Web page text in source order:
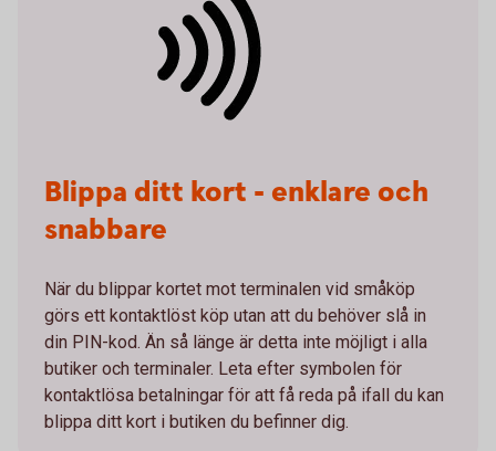
Blippa ditt kort - enklare och
snabbare
När du blippar kortet mot terminalen vid småköp
görs ett kontaktlöst köp utan att du behöver slå in
din PIN-kod. Än så länge är detta inte möjligt i alla
butiker och terminaler. Leta efter symbolen för
kontaktlösa betalningar för att få reda på ifall du kan
blippa ditt kort i butiken du befinner dig.